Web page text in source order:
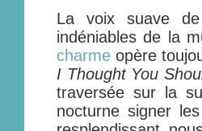
La voix suave
indéniables de la
charme opère
I Thought You
traversée sur la
nocturne signer